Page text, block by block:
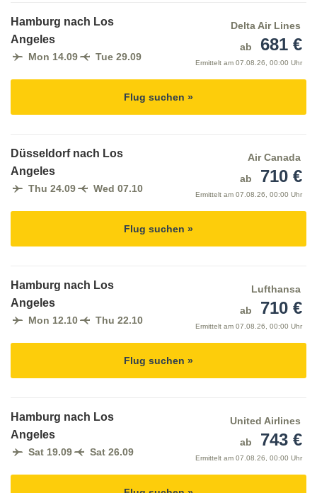
Hamburg nach Los
Angeles
Mon 14.09 Tue 29.09
Delta Air Lines
ab
681 €
Ermittelt am 07.08.26, 00:00 Uhr
Flug suchen »
Düsseldorf nach Los
Angeles
Thu 24.09 Wed 07.10
Air Canada
ab
710 €
Ermittelt am 07.08.26, 00:00 Uhr
Flug suchen »
Hamburg nach Los
Angeles
Mon 12.10 Thu 22.10
Lufthansa
ab
710 €
Ermittelt am 07.08.26, 00:00 Uhr
Flug suchen »
Hamburg nach Los
Angeles
Sat 19.09 Sat 26.09
United Airlines
ab
743 €
Ermittelt am 07.08.26, 00:00 Uhr